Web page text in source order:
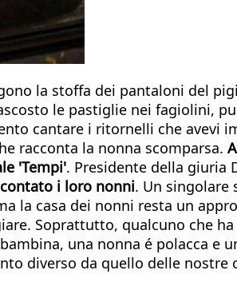
la stoffa dei pantaloni del
le pastiglie nei fagiolini,
cantare i ritornelli che avevi
racconta la nonna scomparsa.
'Tempi'. Presidente della giuria
i loro nonni. Un singolare
la casa dei nonni resta un
Soprattutto, qualcuno che
una nonna é polacca e
diverso da quello delle nostre